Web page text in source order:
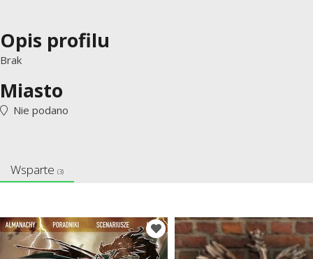
Opis profilu
Brak
Miasto
Nie podano
Wsparte (3)